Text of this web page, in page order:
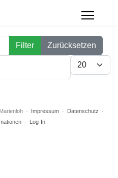
Filter Zurücksetzen
Anzeige #
· Impressum · Datenschutz ·
· Log-In